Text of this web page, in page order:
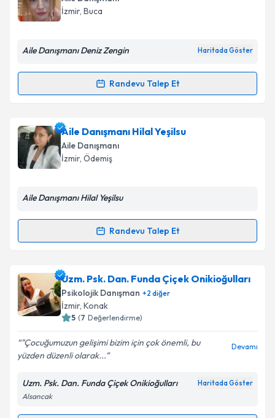
İzmir, Buca
Aile Danışmanı Deniz Zengin Haritada Göster
Randevu Talep Et
Randevu Takvimi Talebi
Aile Danışmanı Deniz Zenginiçin randevu takvimi
talebi oluşturun. Size bu uzmandan randevu almanız
için bir takvim hazırlandığında e-posta ile
bilgilendireceğiz.
kapsamda işlenmesini kabul ediyorum.
Takvim Talebini Gönder
Aile Danışmanı Hilal Yeşilsu
Aile Danışmanı
İzmir, Ödemiş
Aile Danışmanı Hilal Yeşilsu
Randevu Talep Et
Randevu Takvimi Talebi
Aile Danışmanı Hilal Yeşilsuiçin randevu takvimi
talebi oluşturun. Size bu uzmandan randevu almanız
için bir takvim hazırlandığında e-posta ile
bilgilendireceğiz.
E-posta Adresiniz
Metni'ni okudum ve kişisel verilerimin belirtilen
Uzm. Psk. Dan. Funda Çiçek Onikioğulları
Psikolojik Danışman +2 diğer
İzmir, Konak
5 (7 Değerlendirme)
"Çocuğumuzun gelişimi bizim için çok önemli, bu
yüzden düzenli olarak...
Devamı
Uzm. Psk. Dan. Funda Çiçek Onikioğulları Haritada Göster
Alsancak